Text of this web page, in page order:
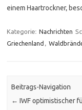
einem Haartrockner,
Kategorie: Nachrichten
Griechenland ,
Beitrags-Navigation
← IWF optimistischer